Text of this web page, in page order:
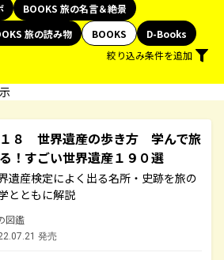
BOOKS 旅の名言＆絶景
旅の読み物 BOOKS
D-Books
絞り込み条件を追加
８ 世界遺産の歩き方 学んで旅
！すごい世界遺産１９０選
遺産検定によく出る名所・史跡を旅の
とともに解説
図鑑
発売